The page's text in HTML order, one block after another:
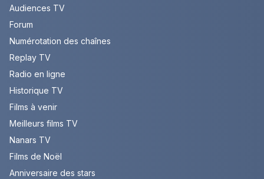
Audiences TV
Forum
Numérotation des chaînes
Replay TV
Radio en ligne
Historique TV
Films à venir
Meilleurs films TV
Nanars TV
Films de Noël
Anniversaire des stars